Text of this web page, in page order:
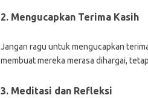
2. Mengucapkan Terima Kasih
Jangan ragu untuk mengucapkan
membuat mereka merasa dihargai,
3. Meditasi dan Refleksi